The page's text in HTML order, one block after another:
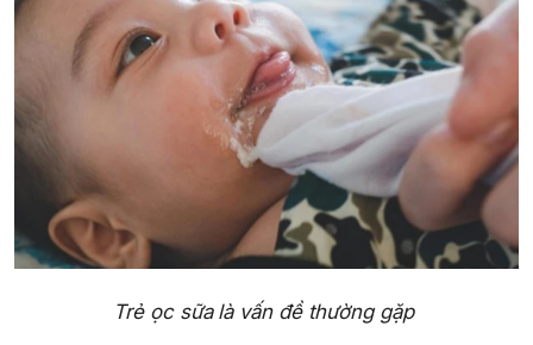
Trẻ ọc sữa là vấn đề thường gặp